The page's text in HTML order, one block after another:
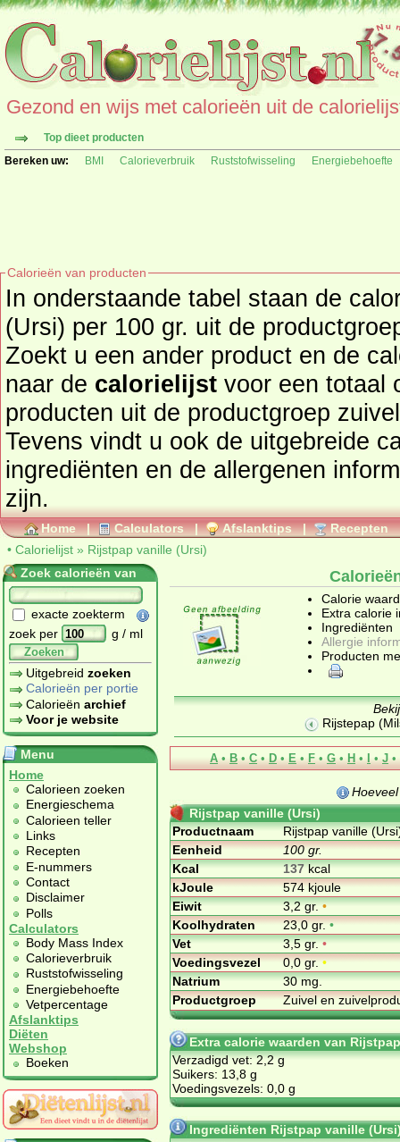
Gezond en wijs met calorieën uit de
Top dieet producten
Bereken uw:
BMI Calorieverbruik Ruststofwisseling Energiebehoefte
Calorieën van producten
In onderstaande tabel staan de
(Ursi) per 100 gr. uit de
Zoekt u een ander product en de
naar de calorielijst voor een totaal
producten uit de productgroep
Tevens vindt u ook de uitgebreide
ingrediënten en de allergenen
zijn.
Home | Calculators | Afslanktips | Recepten
• Calorielijst » Rijstpap vanille (Ursi)
Zoek calorieën van
exacte zoekterm
zoek per
g / ml
Zoeken
Uitgebreid zoeken
Calorieën per portie
Calorieën archief
Voor je website
Menu
Home
Calorieen zoeken
Energieschema
Calorieen teller
Links
Recepten
E-nummers
Contact
Disclaimer
Polls
Calculators
Body Mass Index
Calorieverbruik
Ruststofwisseling
Energiebehoefte
Vetpercentage
Afslanktips
Diëten
Webshop
Boeken
Calorie
Extra calorie
Ingrediënten
Allergie
Producten
Rijstepap
A • B • C • D • E • F • G • H • I • J •
Rijstpap vanille (Ursi)
Productnaam
Rijstpap vanille
Eenheid
100 gr.
Kcal
137kcal
kJoule
574 kjoule
Eiwit
3,2 gr.•
Koolhydraten
23,0 gr.•
Vet
3,5 gr.•
Voedingsvezel
0,0 gr.•
Natrium
30 mg.
Productgroep
Zuivel en
Extra calorie waarden van
Verzadigd vet: 2,2 g
Suikers: 13,8 g
Voedingsvezels: 0,0 g
Ingrediënten Rijstpap vanille